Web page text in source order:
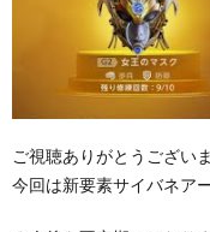
ご視聴ありがとうござい
今回は新要素サイバネア